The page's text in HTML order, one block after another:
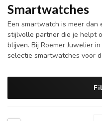
Smartwatches
Een smartwatch is meer dan
stijlvolle partner die je helpt
blijven. Bij Roemer Juwelier
selectie smartwatches voor